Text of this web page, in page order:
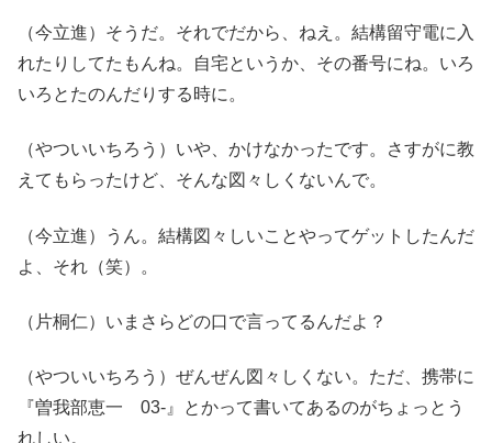
（今立進）そうだ。それでだから、ねえ。結構留守電に入
れたりしてたもんね。自宅というか、その番号にね。いろ
いろとたのんだりする時に。
（やついいちろう）いや、かけなかったです。さすがに教
えてもらったけど、そんな図々しくないんで。
（今立進）うん。結構図々しいことやってゲットしたんだ
よ、それ（笑）。
（片桐仁）いまさらどの口で言ってるんだよ？
（やついいちろう）ぜんぜん図々しくない。ただ、携帯に
『曽我部恵一 03-』とかって書いてあるのがちょっとう
れしい。